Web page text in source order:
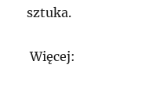
sztuka.
Więcej: